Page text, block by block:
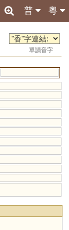
粵
普
單讀音字